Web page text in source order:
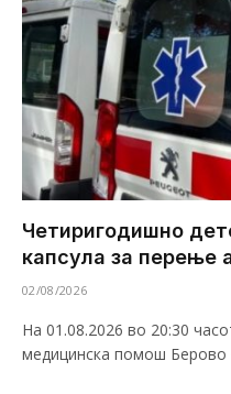
Четиригодишно
капсула за перење
02/08/2026
На 01.08.2026 во 20:30
медицинска помош Берово